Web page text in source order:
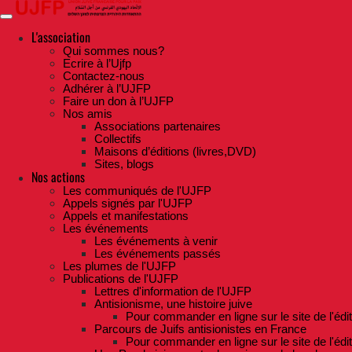
Skip
to
contentL'association
Qui sommes nous?
Ecrire à l’Ujfp
Contactez-nous
Adhérer à l’UJFP
Faire un don à l’UJFP
Nos amis
Associations partenaires
Collectifs
Maisons d’éditions (livres,DVD)
Sites, blogs
Nos actions
Les communiqués de l'UJFP
Appels signés par l'UJFP
Appels et manifestations
Les événements
Les événements à venir
Les événements passés
Les plumes de l'UJFP
Publications de l'UJFP
Lettres d'information de l'UJFP
Antisionisme, une histoire juive
Pour commander en ligne sur le site de
Parcours de Juifs antisionistes en France
Pour commander en ligne sur le site de